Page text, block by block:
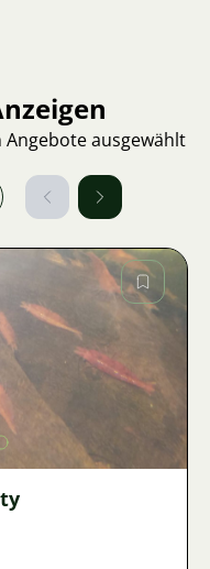
ausgewählt